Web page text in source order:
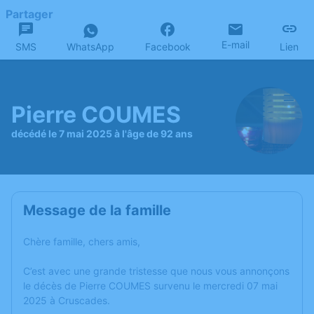
Partager
SMS WhatsApp Facebook E-mail Lien
Pierre COUMES
décédé le 7 mai 2025 à l'âge de 92 ans
Message de la famille
Chère famille, chers amis,
C’est avec une grande tristesse que nous vous annonçons
le décès de Pierre COUMES survenu le mercredi 07 mai
2025 à Cruscades.